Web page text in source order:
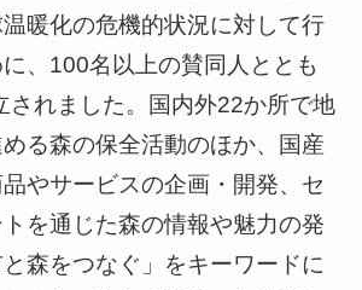
暖化の危機的状況に対して行
、100名以上の賛同人ととも
されました。国内外22か所で地
る森の保全活動のほか、国産
やサービスの企画・開発、セ
を通じた森の情報や魅力の発
森をつなぐ」をキーワードに